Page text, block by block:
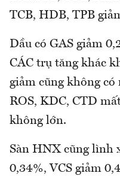
TCB, HDB, TPB
Dầu có GAS giảm
CÁC trụ tăng khác
giảm cũng không có
ROS, KDC, CTD
không lớn.
Sàn HNX cũng lình
0,34%, VCS giảm